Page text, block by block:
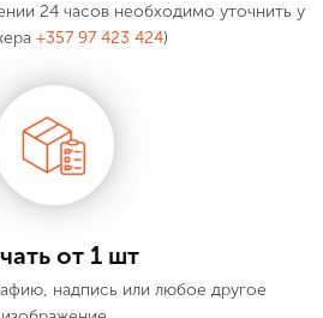
24 часов необходимо уточнить у
+357 97 423 424)
от 1 шт
надпись или любое другое